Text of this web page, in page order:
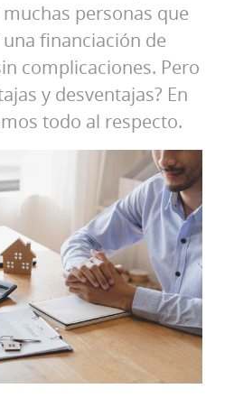
personas que
financiación de
complicaciones. Pero
y desventajas? En
todo al respecto.